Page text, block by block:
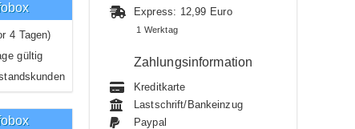
4 Tagen)
gültig
Express: 12,99 Euro
1 Werktag
Zahlungsinformation
Kreditkarte
Lastschrift/Bankeinzug
Paypal